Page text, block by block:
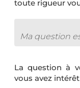
toute rigueur
Ma question
La question à
vous avez